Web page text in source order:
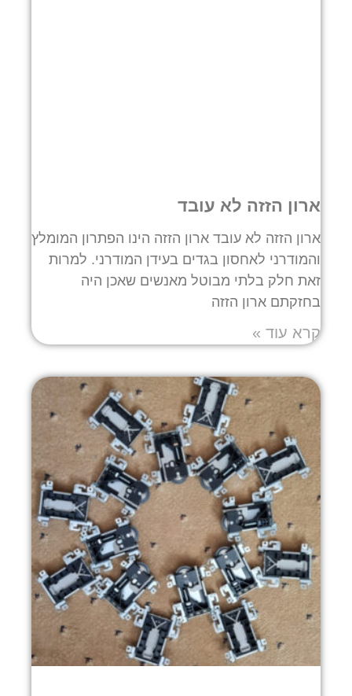
ארון הזזה לא עובד
ארון הזזה לא עובד ארון הזזה הינו הפתרון המומלץ
והמודרני לאחסון בגדים בעידן המודרני. למרות
זאת חלק בלתי מבוטל מאנשים שאכן היה
בחזקתם ארון הזזה
קרא עוד »